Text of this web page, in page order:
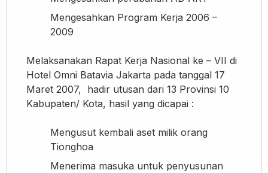
Mengesahkan Program Kerja 2006 –
2009
Melaksanakan Rapat Kerja Nasional ke – VII di
Hotel Omni Batavia Jakarta pada tanggal 17
Maret 2007, hadir utusan dari 13 Provinsi 10
Kabupaten/ Kota, hasil yang dicapai :
Mengusut kembali aset milik orang
Tionghoa
Menerima masuka untuk penyusunan